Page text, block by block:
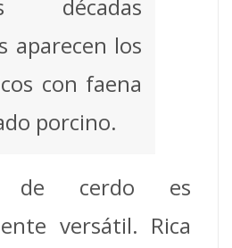
décadas
aparecen los
con faena
porcino.
de cerdo es
versátil. Rica